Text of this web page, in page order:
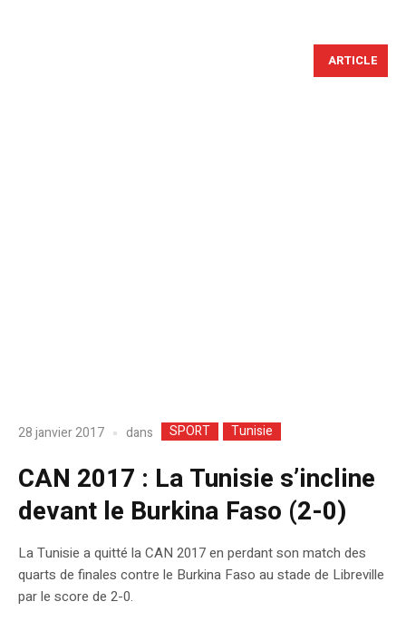
ARTICLE
28 janvier 2017 dans SPORT Tunisie
CAN 2017 : La Tunisie s’incline
devant le Burkina Faso (2-0)
La Tunisie a quitté la CAN 2017 en perdant son match des
quarts de finales contre le Burkina Faso au stade de Libreville
par le score de 2-0.